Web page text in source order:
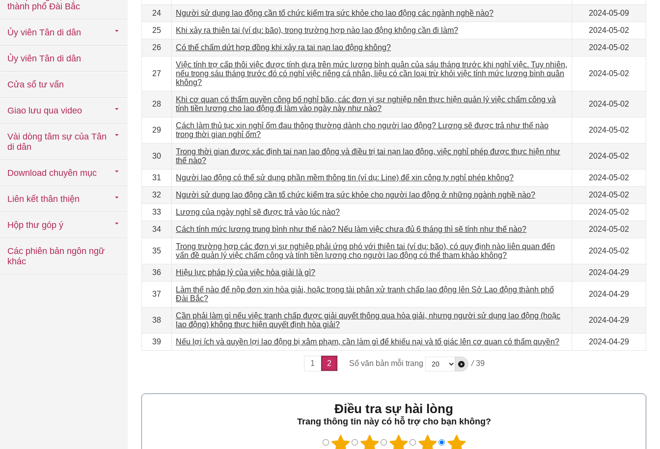
thành phố Đài Bắc
Ủy viên Tân di dân
Ủy viên Tân di dân
Cửa sổ tư vấn
Giao lưu qua video
Vài dòng tâm sự của Tân
di dân
Download chuyên mục
Liên kết thân thiện
Hộp thư góp ý
Các phiên bản ngôn ngữ
khác
24 Người sử dụng lao động cần tổ chức kiểm tra sức khỏe cho lao động các ngành nghề nào? 2024-05-09
25 Khi xảy ra thiên tai (ví dụ: bão), trong trường hợp nào lao động không cần đi làm? 2024-05-02
26 Có thể chấm dứt hợp đồng khi xảy ra tai nạn lao động không? 2024-05-02
27
Việc tính trợ cấp thôi việc được tính dựa trên mức lương bình quân của sáu tháng trước khi nghỉ việc. Tuy nhiên,
nếu trong sáu tháng trước đó có nghỉ việc riêng cá nhân, liệu có cần loại trừ khỏi việc tính mức lương bình quân
không?
2024-05-02
28
Khi cơ quan có thẩm quyền công bố nghỉ bão, các đơn vị sự nghiệp nên thực hiện quản lý việc chấm công và
tính tiền lương cho lao động đi làm vào ngày này như nào?
2024-05-02
29
Cách làm thủ tục xin nghỉ ốm đau thông thường dành cho người lao động? Lương sẽ được trả như thế nào
trong thời gian nghỉ ốm?
2024-05-02
30
Trong thời gian được xác định tai nạn lao động và điều trị tai nạn lao động, việc nghỉ phép được thực hiện như
thế nào?
2024-05-02
31 Người lao động có thể sử dụng phần mềm thông tin (ví dụ: Line) để xin công ty nghỉ phép không? 2024-05-02
32 Người sử dụng lao động cần tổ chức kiểm tra sức khỏe cho người lao động ở những ngành nghề nào? 2024-05-02
33 Lương của ngày nghỉ sẽ được trả vào lúc nào? 2024-05-02
34 Cách tính mức lương trung bình như thế nào? Nếu làm việc chưa đủ 6 tháng thì sẽ tính như thế nào? 2024-05-02
35
Trong trường hợp các đơn vị sự nghiệp phải ứng phó với thiên tai (ví dụ: bão), có quy định nào liên quan đến
vấn đề quản lý việc chấm công và tính tiền lương cho người lao động có thể tham khảo không?
2024-05-02
36 Hiệu lực pháp lý của việc hòa giải là gì? 2024-04-29
37
Làm thế nào để nộp đơn xin hòa giải, hoặc trọng tài phân xử tranh chấp lao động lên Sở Lao động thành phố
Đài Bắc?
2024-04-29
38
Cần phải làm gì nếu việc tranh chấp được giải quyết thông qua hòa giải, nhưng người sử dụng lao động (hoặc
lao động) không thực hiện quyết định hòa giải?
2024-04-29
39 Nếu lợi ích và quyền lợi lao động bị xâm phạm, cần làm gì để khiếu nại và tố giác lên cơ quan có thẩm quyền? 2024-04-29
1 2 Số văn bản mỗi trang / 39
Điều tra sự hài lòng
Trang thông tin này có hỗ trợ cho bạn không?